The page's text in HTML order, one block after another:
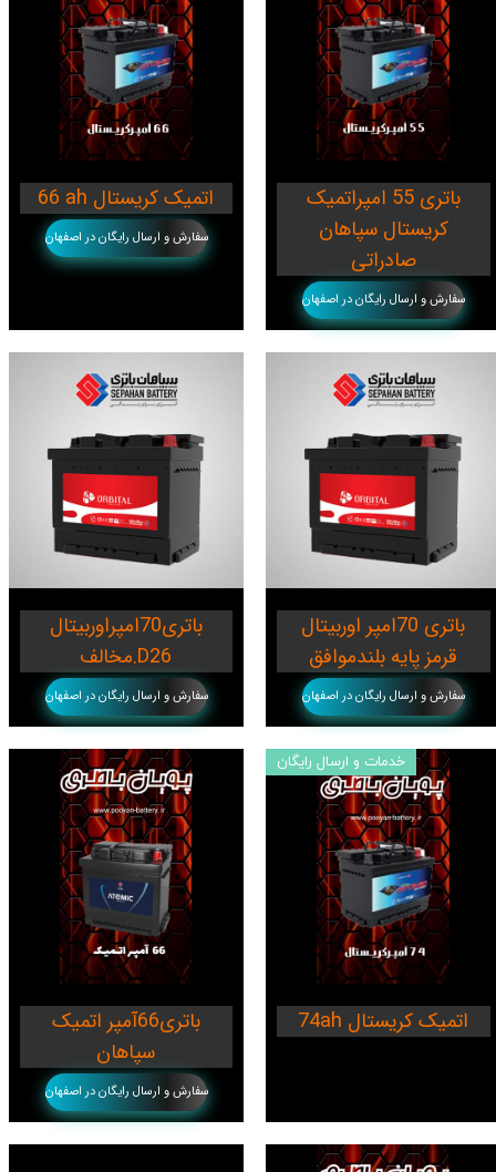
66 ah اتمیک کریستال
سفارش و ارسال رایگان در اصفهان
باتری 55 امپراتمیک
کریستال سپاهان
صادراتی
سفارش و ارسال رایگان در اصفهان
باتری70امپراوربیتال
مخالف.D26
سفارش و ارسال رایگان در اصفهان
باتری 70امپر اوربیتال
قرمز پایه بلندموافق
سفارش و ارسال رایگان در اصفهان
باتری66آمپر اتمیک
سپاهان
سفارش و ارسال رایگان در اصفهان
74ah اتمیک کریستال
خدمات و ارسال رایگان